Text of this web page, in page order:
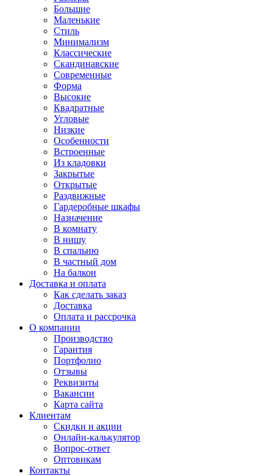
Большие
Маленькие
Стиль
Минимализм
Классические
Скандинавские
Современные
Форма
Высокие
Квадратные
Угловые
Низкие
Особенности
Встроенные
Из кладовки
Закрытые
Открытые
Раздвижные
Гардеробные шкафы
Назначение
В комнату
В нишу
В спальню
В частный дом
На балкон
Доставка и оплата
Как сделать заказ
Доставка
Оплата и рассрочка
О компании
Производство
Гарантия
Портфолио
Отзывы
Реквизиты
Вакансии
Карта сайта
Клиентам
Скидки и акции
Онлайн-калькулятор
Вопрос-ответ
Оптовикам
Контакты